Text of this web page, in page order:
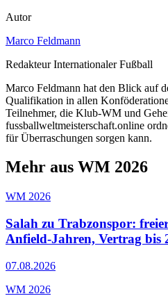
Autor
Marco Feldmann
Redakteur Internationaler Fußball
Marco Feldmann hat den Blick auf
Qualifikation in allen
Teilnehmer, die Klub-WM und
fussballweltmeisterschaft.online
für Überraschungen sorgen kann.
Mehr aus WM 2026
WM 2026
Salah zu Trabzonspor:
Anfield-Jahren, Vertrag bis
07.08.2026
WM 2026